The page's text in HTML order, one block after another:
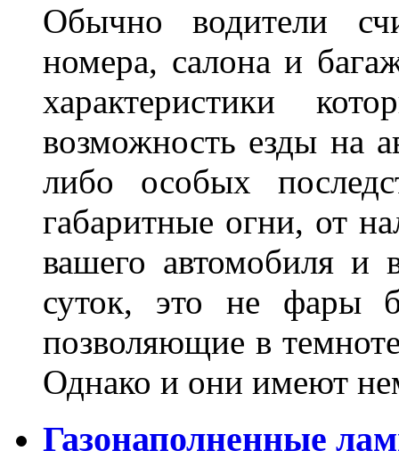
Обычно водители
номера, салона и
характеристики
возможность езды на
либо особых
габаритные огни, от
вашего автомобиля и
суток, это не фары
позволяющие в
Однако и они имеют
Газонаполненные